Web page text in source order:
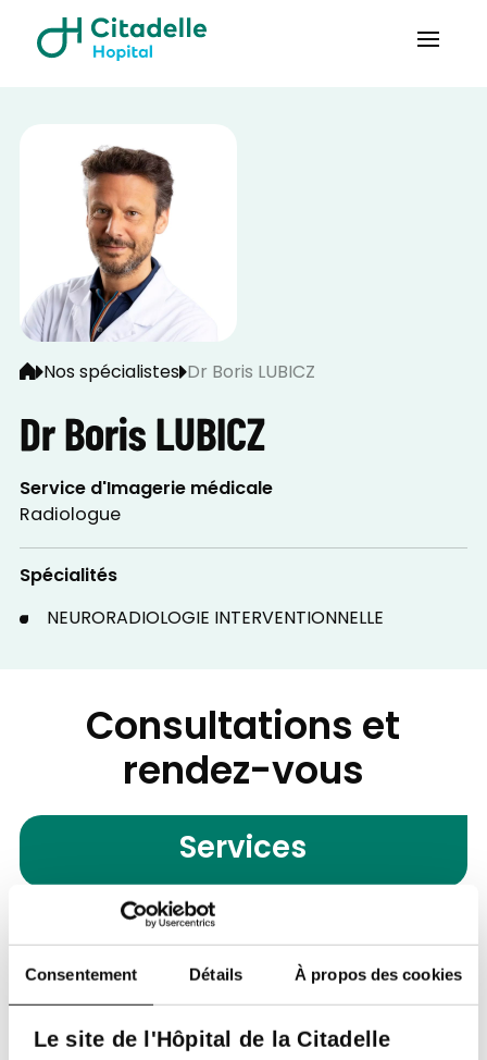
Consentement Détails À propos des cookies
Le site de l'Hôpital de la Citadelle
Nos spécialistes Dr Boris LUBICZ
Dr Boris LUBICZ
Service d'Imagerie médicale
Radiologue
Spécialités
NEURORADIOLOGIE INTERVENTIONNELLE
Consultations et
rendez-vous
Services
Service d'Imagerie médicale
Contacter le service